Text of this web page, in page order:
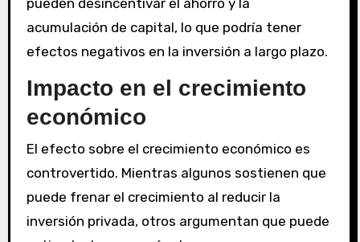
acumulación de capital, lo que podría tener
efectos negativos en la inversión a largo plazo.
Impacto en el crecimiento
económico
El efecto sobre el crecimiento económico es
controvertido. Mientras algunos sostienen que
puede frenar el crecimiento al reducir la
inversión privada, otros argumentan que puede